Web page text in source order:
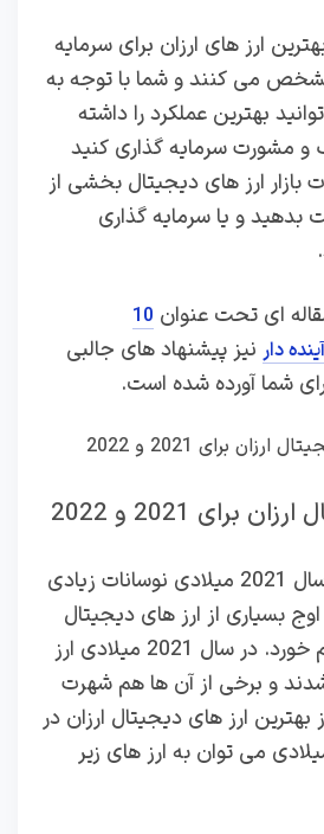
ارز های ارزان برای سرمایه
می کنند و شما با توجه به
بهترین عملکرد را داشته
و مشورت سرمایه گذاری کنید
بازار ارز های دیجیتال بخشی از
بدهید و یا سرمایه گذاری
ای تحت عنوان 10
دار نیز پیشنهاد های جالبی
شما آورده شده است.
برای 2021 و 2022
ارز های دیجیتال در سال 2021 میلادی نوسانات زیادی
بسیاری از ارز های دیجیتال
هم در سال 2021 رقم خورد. در سال 2021 میلادی ارز
و برخی از آن ها هم شهرت
ارز های دیجیتال ارزان در
2022 و 2021 میلادی می توان به ارز های زیر